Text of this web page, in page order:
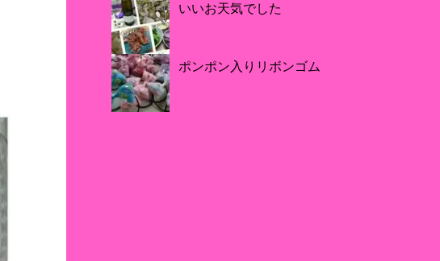
いいお天気でした
ポンポン入りリボンゴム